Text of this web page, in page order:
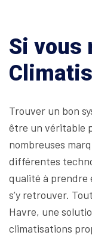
Si vous
Trouver un bon
être un véritable
nombreuses
différentes
qualité à prendre
s’y retrouver.
Havre, une
climatisations